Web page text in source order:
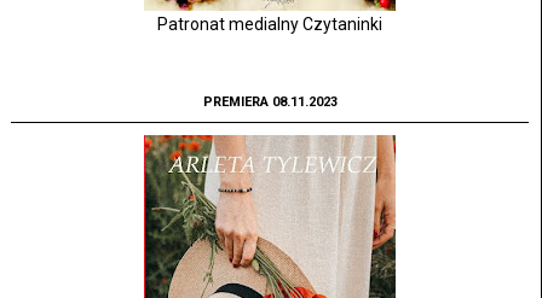
Patronat medialny Czytaninki
PREMIERA 08.11.2023